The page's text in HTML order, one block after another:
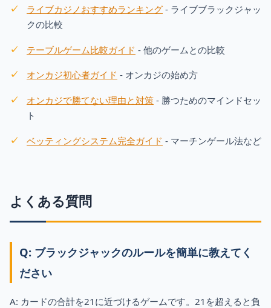
ライブカジノおすすめランキング - ライブブラックジャッ
クの比較
テーブルゲーム比較ガイド - 他のゲームとの比較
オンカジ初心者ガイド - オンカジの始め方
オンカジで勝てない理由と対策 - 勝つためのマインドセッ
ト
ベッティングシステム完全ガイド - マーチンゲール法など
よくある質問
Q: ブラックジャックのルールを簡単に教えてく
ださい
A: カードの合計を21に近づけるゲームです。21を超えると負